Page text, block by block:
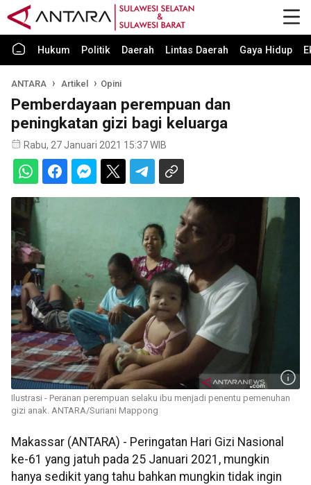
Hukum Politik Daerah Lintas Daerah Gaya Hidup
ANTARA Artikel Opini
Pemberdayaan perempuan dan
peningkatan gizi bagi keluarga
Rabu, 27 Januari 2021 15:37 WIB
Ilustrasi - Peranan perempuan selaku ibu menjadi penentu pemenuhan
gizi anak. ANTARA/Suriani Mappong
Makassar (ANTARA) - Peringatan Hari Gizi Nasional
ke-61 yang jatuh pada 25 Januari 2021, mungkin
hanya sedikit yang tahu bahkan mungkin tidak ingin